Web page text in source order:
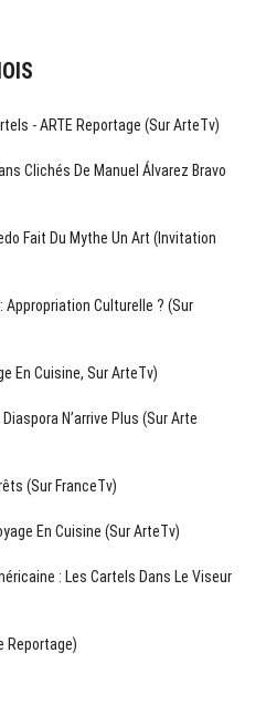
- ARTE Reportage (sur ArteTv)
Clichés De Manuel Álvarez Bravo
Fait Du Mythe Un Art (Invitation
Appropriation Culturelle ? (sur
En Cuisine, Sur ArteTv)
Diaspora N’arrive Plus (sur Arte
(sur FranceTv)
En Cuisine (sur ArteTv)
: Les Cartels Dans Le Viseur
Reportage)